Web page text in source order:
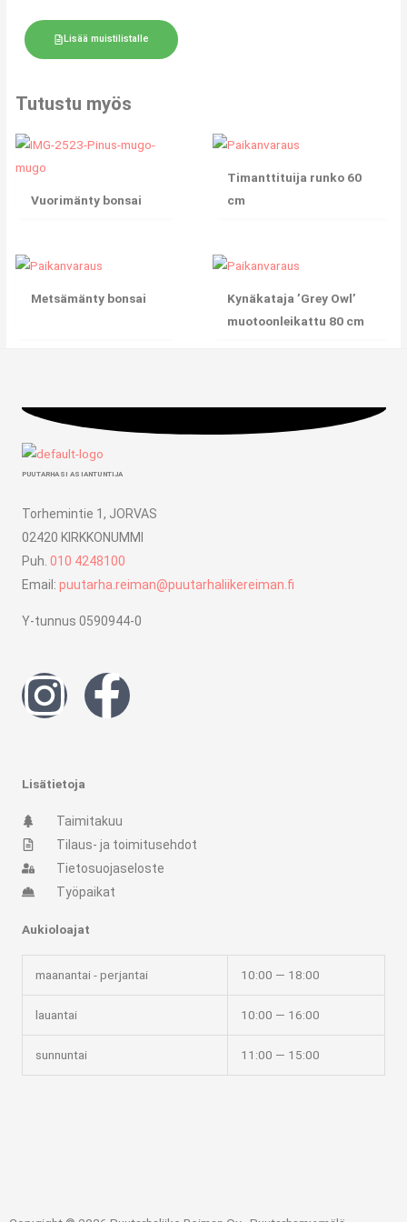
Lisää muistilistalle
Tutustu myös
Vuorimänty bonsai
Timanttituija runko 60
cm
Metsämänty bonsai
Kynäkataja ’Grey Owl’
muotoonleikattu 80 cm
PUUTARHASI ASIANTUNTIJA
Torhemintie 1, JORVAS
02420 KIRKKONUMMI
Puh. 010 4248100
Email: puutarha.reiman@puutarhaliikereiman.fi
Y-tunnus 0590944-0
I
n
s
t
a
g
r
a
m
F
a
e
b
o
o
k
-
Lisätietoja
Taimitakuu
Tilaus- ja toimitusehdot
Tietosuojaseloste
Työpaikat
Aukioloajat
maanantai - perjantai 10:00 — 18:00
lauantai 10:00 — 16:00
sunnuntai 11:00 — 15:00